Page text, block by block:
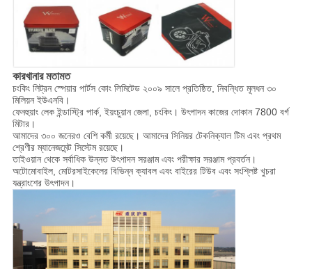
কারখানার মতামত
চংকিং লিট্রন স্পেয়ার পার্টস কোং লিমিটেড ২০০৯ সালে প্রতিষ্ঠিত, নিবন্ধিত মূলধন ৩০
মিলিয়ন ইউএনবি।
ফেনহুয়াং লেক ইন্ডাস্ট্রি পার্ক, ইয়ংচুয়ান জেলা, চংকিং। উৎপাদন কাজের দোকান 7800 বর্গ
মিটার।
আমাদের ৩০০ জনেরও বেশি কর্মী রয়েছে। আমাদের সিনিয়র টেকনিক্যাল টিম এবং প্রথম
শ্রেণীর ম্যানেজমেন্ট সিস্টেম রয়েছে।
তাইওয়ান থেকে সর্বাধিক উন্নত উৎপাদন সরঞ্জাম এবং পরীক্ষার সরঞ্জাম প্রবর্তন।
অটোমোবাইল, মোটরসাইকেলের বিভিন্ন ক্যাবল এবং বাইরের টিউব এবং সংশ্লিষ্ট খুচরা
যন্ত্রাংশের উৎপাদন।